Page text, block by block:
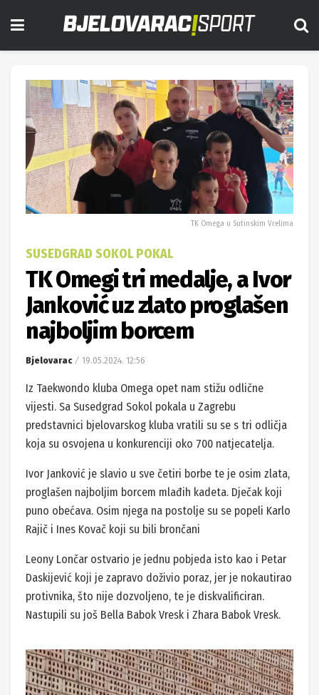
TK Omega u Sutinskim Vrelima
SUSEDGRAD SOKOL POKAL
TK Omegi tri medalje, a Ivor
Janković uz zlato proglašen
najboljim borcem
Bjelovarac 19.05.2024. 12:56
Iz Taekwondo kluba Omega opet nam stižu odlične
vijesti. Sa Susedgrad Sokol pokala u Zagrebu
predstavnici bjelovarskog kluba vratili su se s tri odličja
koja su osvojena u konkurenciji oko 700 natjecatelja.
Ivor Janković je slavio u sve četiri borbe te je osim zlata,
proglašen najboljim borcem mlađih kadeta. Dječak koji
puno obećava. Osim njega na postolje su se popeli Karlo
Rajič i Ines Kovač koji su bili brončani
Leony Lončar ostvario je jednu pobjeda isto kao i Petar
Daskijević koji je zapravo doživio poraz, jer je nokautirao
protivnika, što nije dozvoljeno, te je diskvalificiran.
Nastupili su još Bella Babok Vresk i Zhara Babok Vresk.